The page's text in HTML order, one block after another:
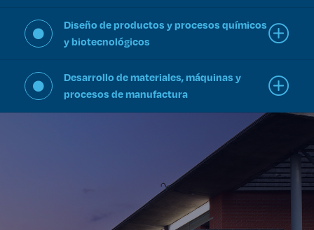
Diseño de productos y procesos químicos
y biotecnológicos
Desarrollo de materiales, máquinas y
procesos de manufactura